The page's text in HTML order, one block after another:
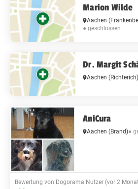
Marion Wilde
Aachen
● geschlossen
Dr. Margit
Aachen(Richterich)
AniCura
Aachen(Brand)●
Bewertung von Dogorama Nutzer (vor 2